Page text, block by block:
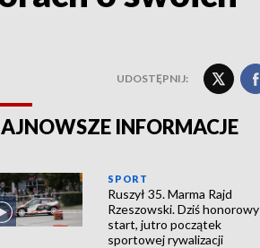
UDOSTĘPNIJ:
INFORMACJE
SPORT
Ruszył 35. Marma Rajd
Rzeszowski. Dziś honorowy
start, jutro początek
sportowej rywalizacji